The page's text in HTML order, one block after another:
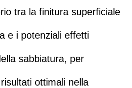
tra la finitura superficiale
e i potenziali effetti
sabbiatura, per
ottimali nella